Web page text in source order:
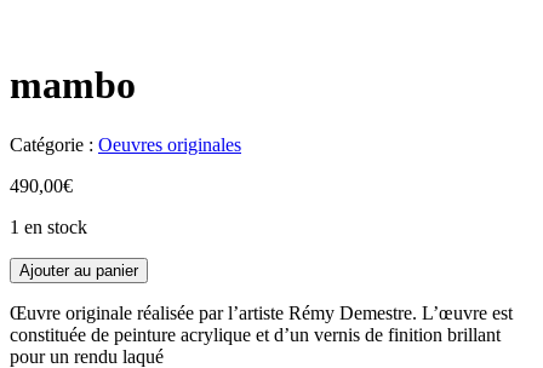
mambo
Catégorie : Oeuvres originales
490,00€
1 en stock
Ajouter au panier
Œuvre originale réalisée par l’artiste Rémy Demestre. L’œuvre est
constituée de peinture acrylique et d’un vernis de finition brillant
pour un rendu laqué